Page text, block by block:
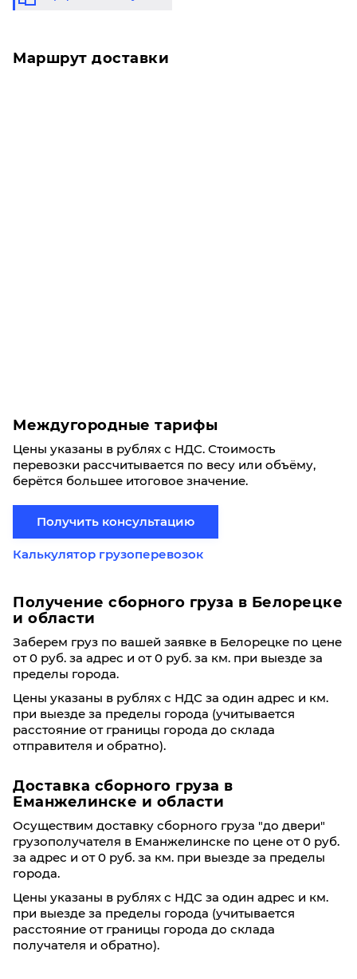
Маршрут доставки
Междугородные тарифы
Цены указаны в рублях с НДС. Стоимость
перевозки рассчитывается по весу или объёму,
берётся большее итоговое значение.
Получить консультацию
Калькулятор грузоперевозок
Получение сборного груза в Белорецке
и области
Заберем груз по вашей заявке в Белорецке по цене
от 0 руб. за адрес и от 0 руб. за км. при выезде за
пределы города.
Цены указаны в рублях с НДС за один адрес и км.
при выезде за пределы города (учитывается
расстояние от границы города до склада
отправителя и обратно).
Доставка сборного груза в
Еманжелинске и области
Осуществим доставку сборного груза "до двери"
грузополучателя в Еманжелинске по цене от 0 руб.
за адрес и от 0 руб. за км. при выезде за пределы
города.
Цены указаны в рублях с НДС за один адрес и км.
при выезде за пределы города (учитывается
расстояние от границы города до склада
получателя и обратно).